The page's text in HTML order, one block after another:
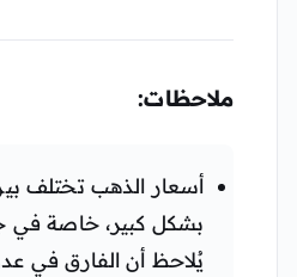
ملاحظات:
أسعار الذهب تختلف
بشكل كبير، خاصة في
يُلاحظ أن الفارق في